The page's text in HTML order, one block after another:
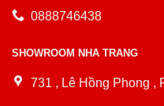
0888746438
SHOWROOM NHA TRANG
731 , Lê Hồng Phong ,